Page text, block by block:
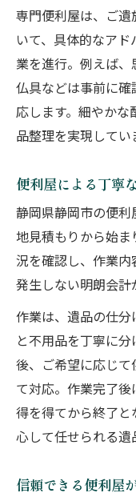
専門便利屋は、ご
いて、具体的なア
業を進行。例えば、
仏具などは事前に
応します。細やか
品整理を実現してい
便利屋による丁寧
静岡県静岡市の便
地見積もりから始
況を確認し、作業
発生しない明朗会計
作業は、遺品の仕
と不用品を丁寧に
後、ご希望に応じ
て対応。作業完了
得を得てから終了
心して任せられる遺
信頼できる便利屋